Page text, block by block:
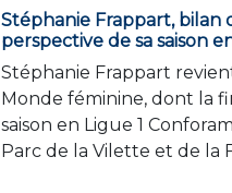
Stéphanie Frappart, bilan
perspective de sa saison
Stéphanie Frappart
Monde féminine, dont la
saison en Ligue 1
Parc de la Vilette et de la